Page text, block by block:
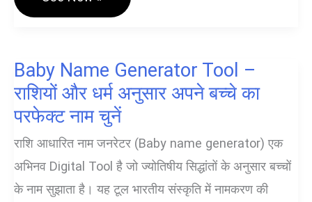
Love
/
Hindi
–
अब
खुद
प्यार
करना
हुआ
और
आसान!
Baby Name Generator Tool –
राशियों और धर्म अनुसार अपने बच्चे का
परफेक्ट नाम चुनें
राशि आधारित नाम जनरेटर (Baby name generator) एक
अभिनव Digital Tool है जो ज्योतिषीय सिद्धांतों के अनुसार बच्चों
के नाम सुझाता है। यह टूल भारतीय संस्कृति में नामकरण की